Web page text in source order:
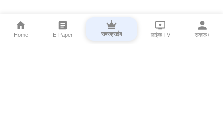
Home E-Paper सबस्क्राईब लाईव्ह TV सकाळ+